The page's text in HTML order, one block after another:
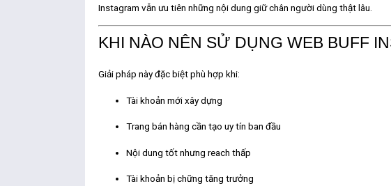
Instagram vẫn ưu tiên những nội dung giữ chân người dùng thật lâu.
KHI NÀO NÊN SỬ DỤNG WEB BUFF
Giải pháp này đặc biệt phù hợp khi:
Tài khoản mới xây dựng
Trang bán hàng cần tạo uy tín ban đầu
Nội dung tốt nhưng reach thấp
Tài khoản bị chững tăng trưởng